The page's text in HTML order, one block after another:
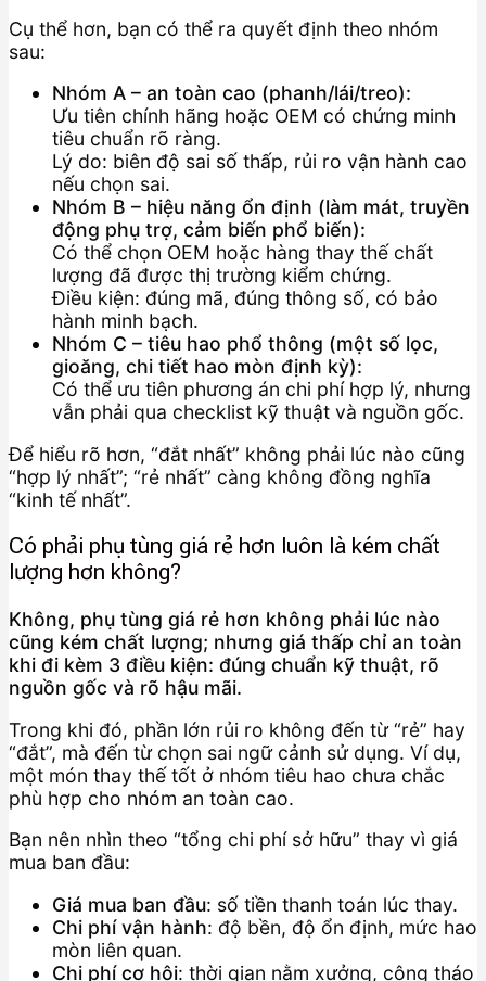
Cụ thể hơn, bạn có thể ra quyết định theo nhóm
sau:
Nhóm A – an toàn cao (phanh/lái/treo):
Ưu tiên chính hãng hoặc OEM có chứng minh
tiêu chuẩn rõ ràng.
Lý do: biên độ sai số thấp, rủi ro vận hành cao
nếu chọn sai.
Nhóm B – hiệu năng ổn định (làm mát, truyền
động phụ trợ, cảm biến phổ biến):
Có thể chọn OEM hoặc hàng thay thế chất
lượng đã được thị trường kiểm chứng.
Điều kiện: đúng mã, đúng thông số, có bảo
hành minh bạch.
Nhóm C – tiêu hao phổ thông (một số lọc,
gioăng, chi tiết hao mòn định kỳ):
Có thể ưu tiên phương án chi phí hợp lý, nhưng
vẫn phải qua checklist kỹ thuật và nguồn gốc.
Để hiểu rõ hơn, “đắt nhất” không phải lúc nào cũng
“hợp lý nhất”; “rẻ nhất” càng không đồng nghĩa
“kinh tế nhất”.
Có phải phụ tùng giá rẻ hơn luôn là kém chất
lượng hơn không?
Không, phụ tùng giá rẻ hơn không phải lúc nào
cũng kém chất lượng; nhưng giá thấp chỉ an toàn
khi đi kèm 3 điều kiện: đúng chuẩn kỹ thuật, rõ
nguồn gốc và rõ hậu mãi.
Trong khi đó, phần lớn rủi ro không đến từ “rẻ” hay
“đắt”, mà đến từ chọn sai ngữ cảnh sử dụng. Ví dụ,
một món thay thế tốt ở nhóm tiêu hao chưa chắc
phù hợp cho nhóm an toàn cao.
Bạn nên nhìn theo “tổng chi phí sở hữu” thay vì giá
mua ban đầu:
Giá mua ban đầu: số tiền thanh toán lúc thay.
Chi phí vận hành: độ bền, độ ổn định, mức hao
mòn liên quan.
Chi phí cơ hội: thời gian nằm xưởng, công tháo